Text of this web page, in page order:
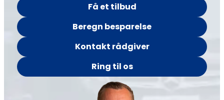
Få et tilbud
Beregn besparelse
Kontakt rådgiver
Ring til os